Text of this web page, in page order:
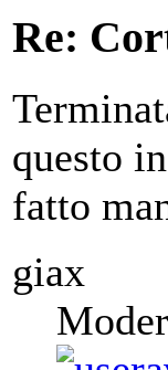
Re:
questo
fatto
giax